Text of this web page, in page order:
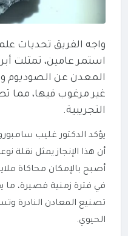
واجه الفريق تحديات
استمر عامين، تمثلت
المعدن عن الصوديوم
غير مرغوب فيها، مما
التجريبية.
يؤكد الدكتور غليب
أن هذا الإنجاز يمثل نقلة
أصبح بالإمكان محاكاة
في فترة زمنية قصيرة، ما
تصنيع المعادن النادرة
الحيوي.